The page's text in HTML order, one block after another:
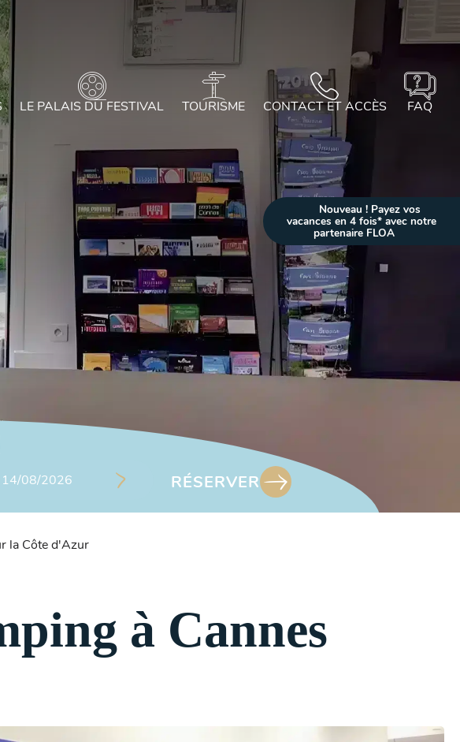
Nouveau ! Payez vos
vacances en 4 fois* avec notre
partenaire FLOA
LE PALAIS DU FESTIVAL TOURISME CONTACT ET ACCÈS FAQ
RÉSERVER
la Côte d'Azur
à Cannes